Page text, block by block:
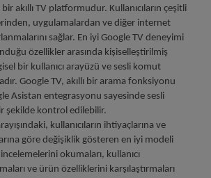
akıllı TV platformudur. Kullanıcıların çeşitli
uygulamalardan ve diğer internet
sağlar. En iyi Google TV deneyimi
özellikler arasında kişiselleştirilmiş
bir kullanıcı arayüzü ve sesli komut
Google TV, akıllı bir arama fonksiyonu
Asistan entegrasyonu sayesinde sesli
şekilde kontrol edilebilir.
kullanıcıların ihtiyaçlarına ve
göre değişiklik gösteren en iyi modeli
okumaları, kullanıcı
ve ürün özelliklerini karşılaştırmaları